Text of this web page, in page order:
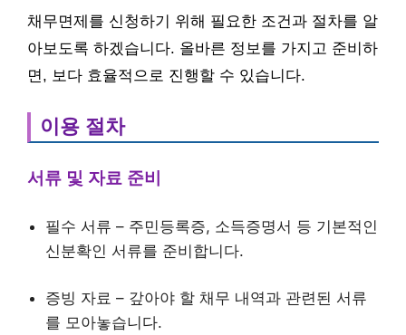
채무면제를 신청하기 위해 필요한 조건과 절차를 알
아보도록 하겠습니다. 올바른 정보를 가지고 준비하
면, 보다 효율적으로 진행할 수 있습니다.
이용 절차
서류 및 자료 준비
필수 서류 – 주민등록증, 소득증명서 등 기본적인
신분확인 서류를 준비합니다.
증빙 자료 – 갚아야 할 채무 내역과 관련된 서류
를 모아놓습니다.